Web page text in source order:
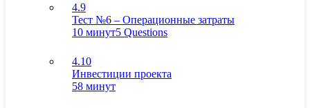
4.9
Тест №6 – Операционные затраты
10 минут5 Questions
4.10
Инвестиции проекта
58 минут